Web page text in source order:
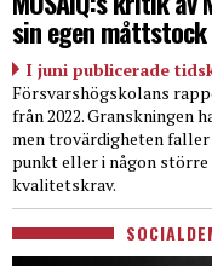
sin egen måttstock
I juni publicerade
Försvarshögskolans
från 2022. Granskningen
men trovärdigheten
punkt eller i någon
kvalitetskrav.